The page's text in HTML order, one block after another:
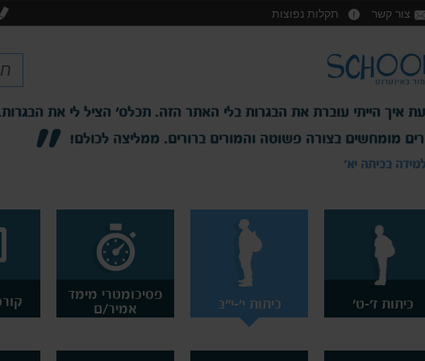
צור קשר תקלות נפוצות
לא יודעת איך הייתי עוברת את הבגרות בלי האתר הזה.
השיעורים מומחשים בצורה פשוטה והמורים ברורים.
כיתות ז'-ט' כיתות י'-י"ב
פסיכומטרי מימד
אמיר/ם